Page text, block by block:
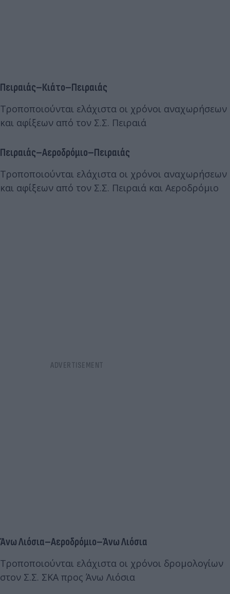
Πειραιάς–Κιάτο–Πειραιάς
Τροποποιούνται ελάχιστα οι χρόνοι αναχωρήσεων
και αφίξεων από τον Σ.Σ. Πειραιά
Πειραιάς–Αεροδρόμιο–Πειραιάς
Τροποποιούνται ελάχιστα οι χρόνοι αναχωρήσεων
και αφίξεων από τον Σ.Σ. Πειραιά και Αεροδρόμιο
Άνω Λιόσια–Αεροδρόμιο–Άνω Λιόσια
Τροποποιούνται ελάχιστα οι χρόνοι δρομολογίων
στον Σ.Σ. ΣΚΑ προς Άνω Λιόσια